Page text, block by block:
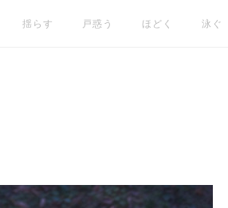
揺らす 戸惑う ほどく 泳ぐ